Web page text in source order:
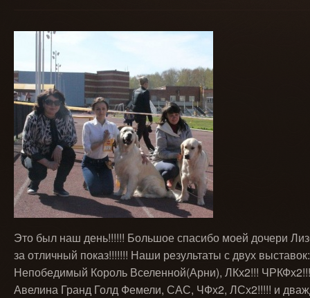
Это был наш день!!!!!! Большое спасибо моей дочери
за отличный показ!!!!!!! Наши результаты с двух
Непобедимый Король Вселенной(Арни), ЛКх2!!!
Авелина Гранд Голд Фемели, САС, ЧФх2, ЛСх2!!!!! и